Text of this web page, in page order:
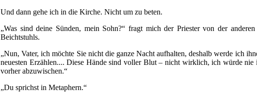
Und dann gehe ich in die Kirche. Nicht um zu beten.
„Was sind deine Sünden, mein Sohn?“ fragt mich der Priester von der anderen
Beichtstuhls.
„Nun, Vater, ich möchte Sie nicht die ganze Nacht aufhalten, deshalb werde ich
neuesten Erzählen.... Diese Hände sind voller Blut – nicht wirklich, ich würde nie
vorher abzuwischen.“
„Du sprichst in Metaphern.“